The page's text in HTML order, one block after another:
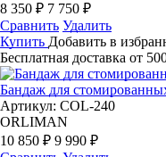
8 350 ₽ 7 750 ₽
Сравнить Удалить
Купить Добавить в
Бесплатная доставка от
Бандаж для
Артикул: COL-240
ORLIMAN
10 850 ₽ 9 990 ₽